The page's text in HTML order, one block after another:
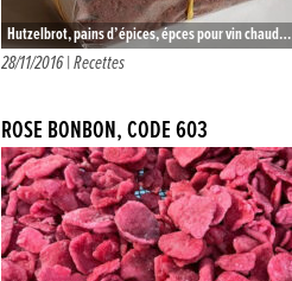
Hutzelbrot, pains d’épices, épces pour vin chaud…
Autant de douceurs pour égayer vos tables en ces
28/11/2016 |Recettes
ROSE BONBON, CODE 603